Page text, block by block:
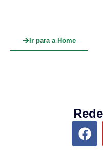
Ir para a Home